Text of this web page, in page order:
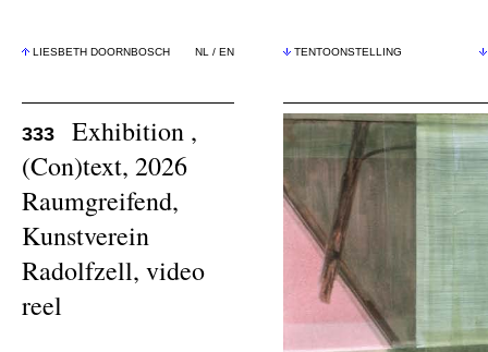
LIESBETH DOORNBOSCH NL / EN TENTOONSTELLING
333
Exhibition ,
(Con)text, 2026
Raumgreifend,
Kunstverein
Radolfzell, video
reel